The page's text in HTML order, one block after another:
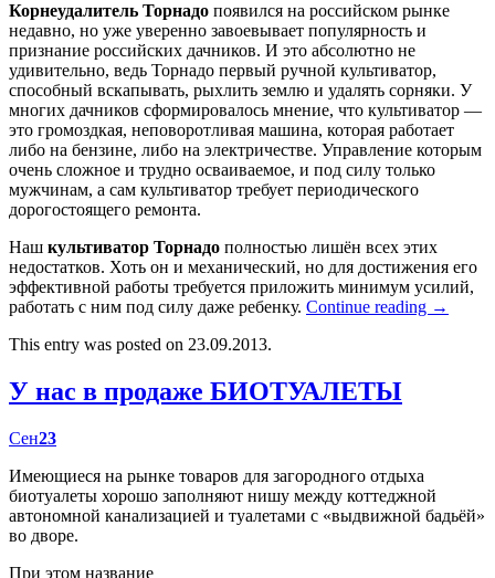
Корнеудалитель Торнадо появился на российском рынке
недавно, но уже уверенно завоевывает популярность и
признание российских дачников. И это абсолютно не
удивительно, ведь Торнадо первый ручной культиватор,
способный вскапывать, рыхлить землю и удалять сорняки. У
многих дачников сформировалось мнение, что культиватор —
это громоздкая, неповоротливая машина, которая работает
либо на бензине, либо на электричестве. Управление которым
очень сложное и трудно осваиваемое, и под силу только
мужчинам, а сам культиватор требует периодического
дорогостоящего ремонта.
Наш культиватор Торнадо полностью лишён всех этих
недостатков. Хоть он и механический, но для достижения его
эффективной работы требуется приложить минимум усилий,
работать с ним под силу даже ребенку. Continue reading →
This entry was posted on 23.09.2013.
У нас в продаже БИОТУАЛЕТЫ
Сен23
Имеющиеся на рынке товаров для загородного отдыха
биотуалеты хорошо заполняют нишу между коттеджной
автономной канализацией и туалетами с «выдвижной бадьёй»
во дворе.
При этом название